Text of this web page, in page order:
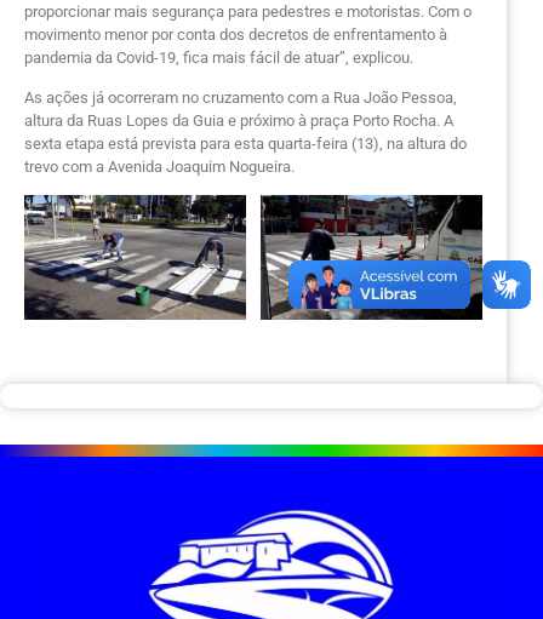
proporcionar mais segurança para pedestres e motoristas. Com o
movimento menor por conta dos decretos de enfrentamento à
pandemia da Covid-19, fica mais fácil de atuar”, explicou.
As ações já ocorreram no cruzamento com a Rua João Pessoa,
altura da Ruas Lopes da Guia e próximo à praça Porto Rocha. A
sexta etapa está prevista para esta quarta-feira (13), na altura do
trevo com a Avenida Joaquim Nogueira.